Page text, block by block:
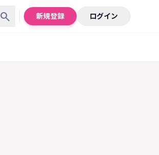
search 新規登録 ログイン